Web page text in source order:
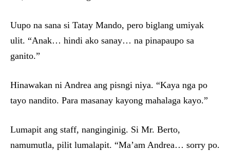
Uupo na sana si Tatay Mando, pero biglang umiyak
ulit. “Anak… hindi ako sanay… na pinapaupo sa
ganito.”
Hinawakan ni Andrea ang pisngi niya. “Kaya nga po
tayo nandito. Para masanay kayong mahalaga kayo.”
Lumapit ang staff, nanginginig. Si Mr. Berto,
namumutla, pilit lumalapit. “Ma’am Andrea… sorry po.